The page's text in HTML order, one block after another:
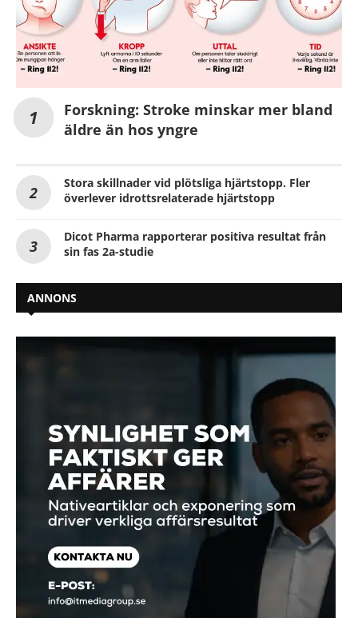
Forskning: Stroke minskar mer bland
äldre än hos yngre
Stora skillnader vid plötsliga hjärtstopp. Fler
överlever idrottsrelaterade hjärtstopp
Dicot Pharma rapporterar positiva resultat från
sin fas 2a-studie
ANNONS